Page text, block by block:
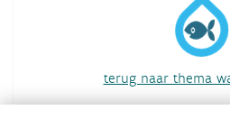
terug naar thema
overzicht van